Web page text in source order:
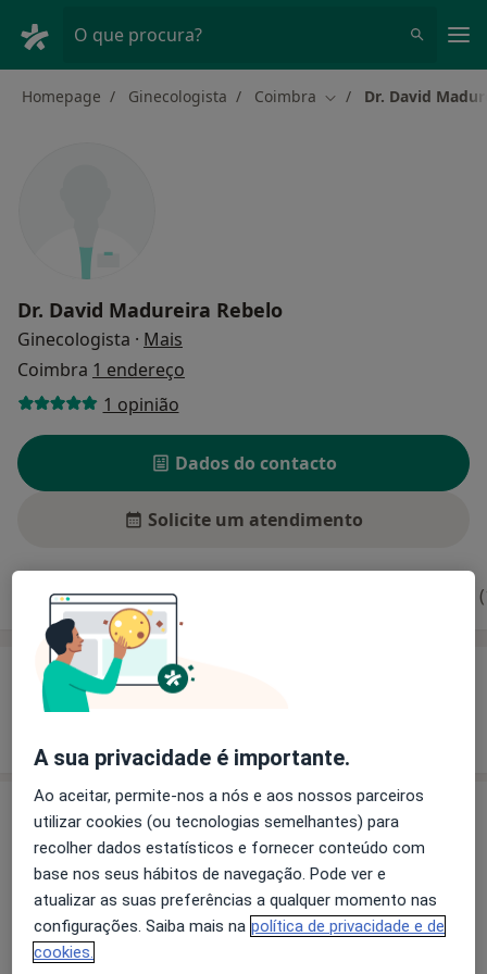
O que procura?
Homepage Ginecologista Coimbra Mudar de cidade
Dr. David
Dr. David Madureira Rebelo
Ginecologista · Mais
Coimbra 1 endereço
1 opinião
Dados do contacto
Solicite um atendimento
Experiência Preços Opiniões
Experiência
Preços
Sem informação sobre serviços e preços
Este especialista ainda não adicionou nenhuma
informação sobre serviços
A sua privacidade é importante.
Ao aceitar, permite-nos a nós e aos nossos parceiros
utilizar cookies (ou tecnologias semelhantes) para
recolher dados estatísticos e fornecer conteúdo com
base nos seus hábitos de navegação. Pode ver e
atualizar as suas preferências a qualquer momento nas
configurações. Saiba mais na política de privacidade e de
cookies.